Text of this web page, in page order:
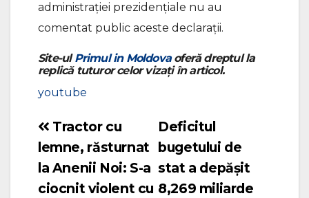
administrației prezidențiale nu au
comentat public aceste declarații.
Site-ulPrimul in Moldovaoferă dreptul la
replică tuturor celor vizați în articol.
youtube
Navigare
în
articole
Deficitul
bugetului de
stat a depășit
8,269 miliarde
Tractor cu
lemne, răsturnat
la Anenii Noi: S-a
ciocnit violent cu